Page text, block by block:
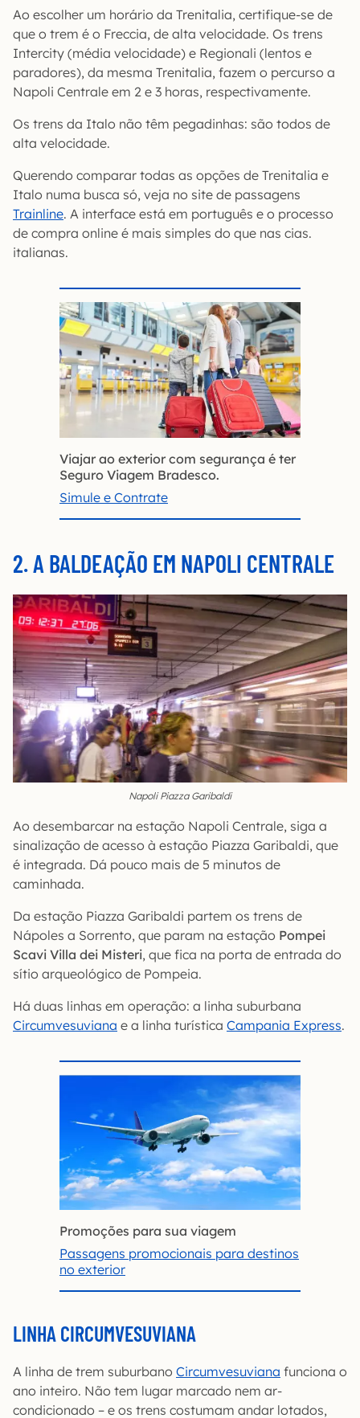
Ao escolher um horário da Trenitalia, certifique-se de
que o trem é o Freccia, de alta velocidade. Os trens
Intercity (média velocidade) e Regionali (lentos e
paradores), da mesma Trenitalia, fazem o percurso a
Napoli Centrale em 2 e 3 horas, respectivamente.
Os trens da Italo não têm pegadinhas: são todos de
alta velocidade.
Querendo comparar todas as opções de Trenitalia e
Italo numa busca só, veja no site de passagens
Trainline. A interface está em português e o processo
de compra online é mais simples do que nas cias.
italianas.
Viajar ao exterior com segurança é ter
Seguro Viagem Bradesco.
Simule e Contrate
2. A BALDEAÇÃO EM NAPOLI CENTRALE
Napoli Piazza Garibaldi
Ao desembarcar na estação Napoli Centrale, siga a
sinalização de acesso à estação Piazza Garibaldi, que
é integrada. Dá pouco mais de 5 minutos de
caminhada.
Da estação Piazza Garibaldi partem os trens de
Nápoles a Sorrento, que param na estação Pompei
Scavi Villa dei Misteri, que fica na porta de entrada do
sítio arqueológico de Pompeia.
Há duas linhas em operação: a linha suburbana
Circumvesuviana e a linha turística Campania Express.
Promoções para sua viagem
Passagens promocionais para destinos
no exterior
LINHA CIRCUMVESUVIANA
A linha de trem suburbano Circumvesuviana funciona o
ano inteiro. Não tem lugar marcado nem ar-
condicionado – e os trens costumam andar lotados,